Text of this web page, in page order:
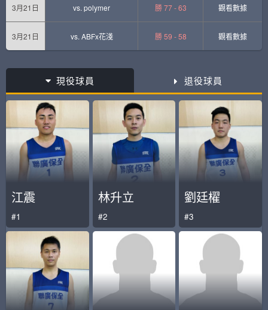
3月21日 vs. polymer 勝 77 - 63 觀看數據
3月21日 vs. ABFx花淺 勝 59 - 58 觀看數據
現役球員 退役球員
江震
#1
林升立
#2
劉廷櫂
#3